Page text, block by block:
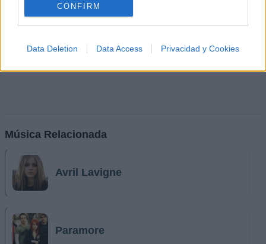
CONFIRM
Data Deletion Data Access Privacidad y Cookies
Música Relacionada
Avril Lavigne
Paramore